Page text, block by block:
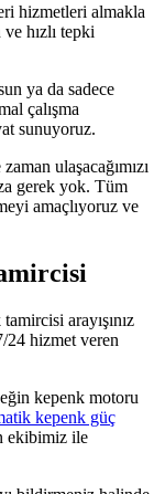
hizmetleri almakla
hızlı tepki
ya da sadece
çalışma
sunuyoruz.
ulaşacağımızı
gerek yok. Tüm
amaçlıyoruz ve
arayışınız
24 hizmet veren
kepenk motoru
kepenk güç
ekibimiz ile